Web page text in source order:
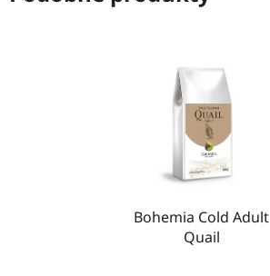
Bohemia Cold Adult
Quail